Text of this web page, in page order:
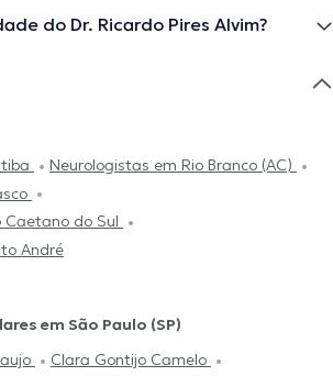
do Dr. Ricardo Pires Alvim?
Neurologistas em Rio Branco (AC)
Caetano do Sul
André
em São Paulo (SP)
Clara Gontijo Camelo